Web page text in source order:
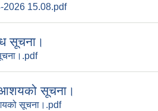
2026 15.08.pdf
सूचना।
आशयको सूचना।
सूचना।.pdf